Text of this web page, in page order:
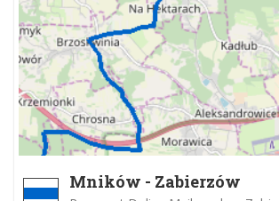
Mników - Zabierzów